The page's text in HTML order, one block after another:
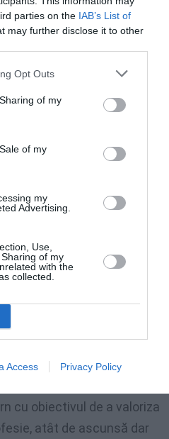
parties on the IAB’s List of
may further disclose it to other
Opt Outs
of my
of my
my
Advertising.
Use,
of my
with the
collected.
Access Privacy Policy
crearea unor corectori
să permită o asistență
– la prețuri reduse – un alt
pentru acoperirea zilelor
al asistenței”.
contract
trebuie
textul definitiv
putea supune consultărilor
a se ajunge la
lui iunie 2013.
dificilă – afirmă
contractului
peste 2 milioane de
un semnal important de
cu obiectivul de a valoriza
atât de ascunsă dar